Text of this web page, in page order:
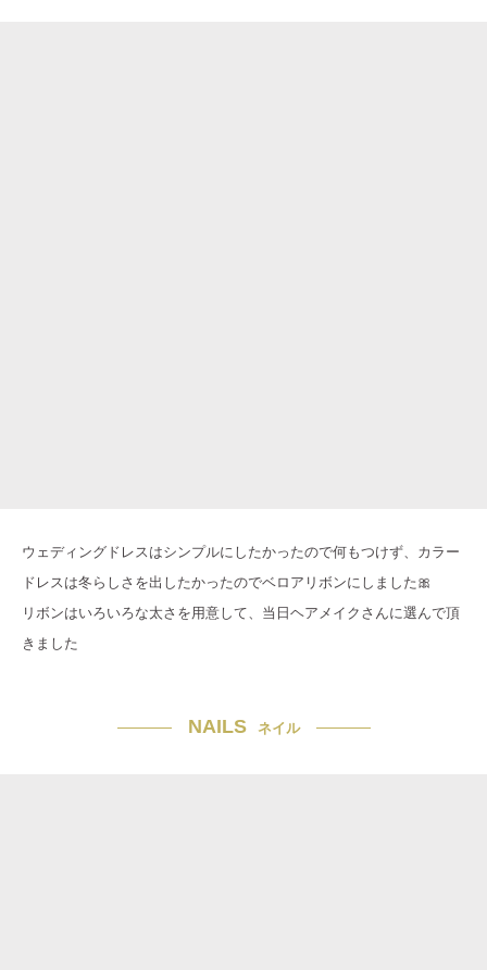
ウェディングドレスはシンプルにしたかったので何もつけず、カラー
ドレスは冬らしさを出したかったのでベロアリボンにしました🎀
リボンはいろいろな太さを用意して、当日ヘアメイクさんに選んで頂
きました
NAILS ネイル